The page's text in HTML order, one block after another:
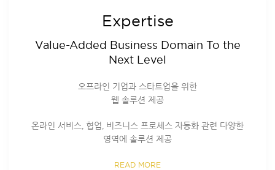
Expertise
Value-Added Business Domain To the
Next Level
오프라인 기업과 스타트업을 위한
웹 솔루션 제공
온라인 서비스, 협업, 비즈니스 프로세스 자동화 관련 다양한
영역에 솔루션 제공
READ MORE